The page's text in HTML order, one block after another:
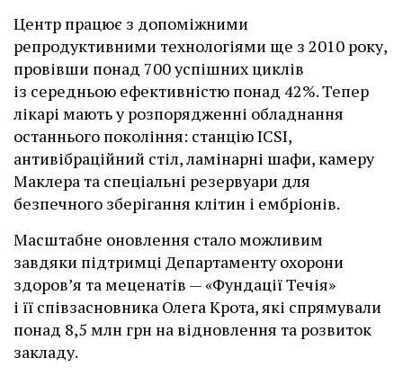
Центр працює з допоміжними
репродуктивними технологіями ще з 2010 року,
провівши понад 700 успішних циклів
із середньою ефективністю понад 42%. Тепер
лікарі мають у розпорядженні обладнання
останнього покоління: станцію ІCSI,
антивібраційний стіл, ламінарні шафи, камеру
Маклера та спеціальні резервуари для
безпечного зберігання клітин і ембріонів.
Масштабне оновлення стало можливим
завдяки підтримці Департаменту охорони
здоров’я та меценатів — «Фундації Течія»
і її співзасновника Олега Крота, які спрямували
понад 8,5 млн грн на відновлення та розвиток
закладу.